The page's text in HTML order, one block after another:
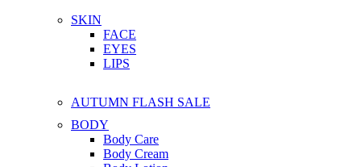
SKIN
FACE
EYES
LIPS
AUTUMN FLASH SALE
BODY
Body Care
Body Cream